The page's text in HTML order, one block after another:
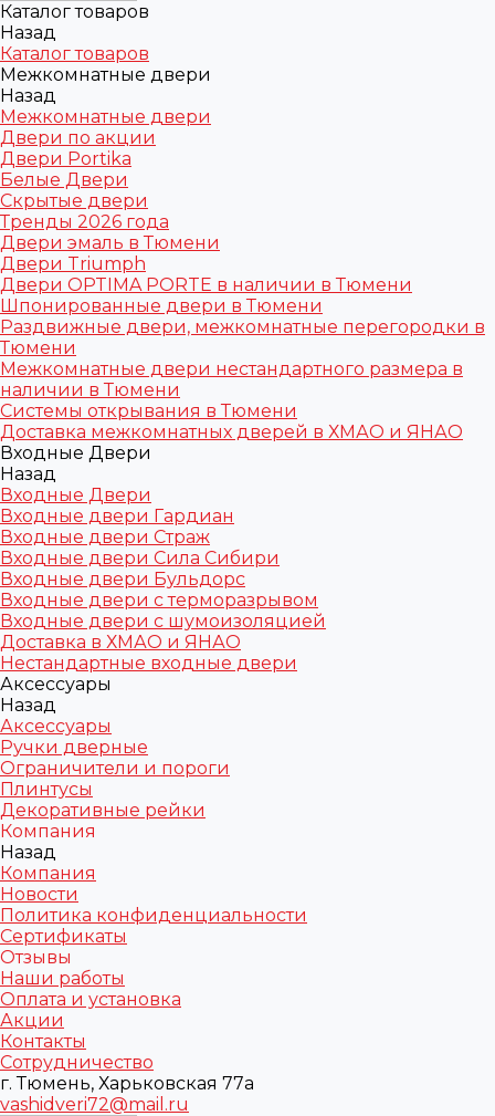
Каталог товаров
Назад
Каталог товаров
Межкомнатные двери
Назад
Межкомнатные двери
Двери по акции
Двери Portika
Белые Двери
Скрытые двери
Тренды 2026 года
Двери эмаль в Тюмени
Двери Triumph
Двери OPTIMA PORTE в наличии в Тюмени
Шпонированные двери в Тюмени
Раздвижные двери, межкомнатные перегородки в
Тюмени
Межкомнатные двери нестандартного размера в
наличии в Тюмени
Системы открывания в Тюмени
Доставка межкомнатных дверей в ХМАО и ЯНАО
Входные Двери
Назад
Входные Двери
Входные двери Гардиан
Входные двери Страж
Входные двери Сила Сибири
Входные двери Бульдорс
Входные двери с терморазрывом
Входные двери с шумоизоляцией
Доставка в ХМАО и ЯНАО
Нестандартные входные двери
Аксессуары
Назад
Аксессуары
Ручки дверные
Ограничители и пороги
Плинтусы
Декоративные рейки
Компания
Назад
Компания
Новости
Политика конфиденциальности
Сертификаты
Отзывы
Наши работы
Оплата и установка
Акции
Контакты
Сотрудничество
г. Тюмень, Харьковская 77а
vashidveri72@mail.ru